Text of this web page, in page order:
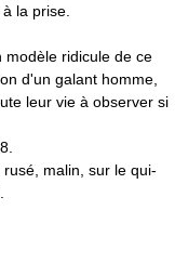
la prise.
modèle ridicule de ce
d'un galant homme,
leur vie à observer si
rusé, malin, sur le qui-